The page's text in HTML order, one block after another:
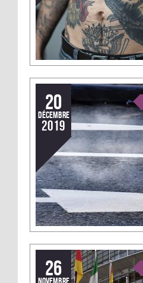
20
décembre
2019
26